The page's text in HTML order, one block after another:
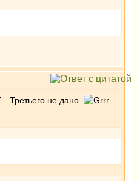
Третьего не дано.